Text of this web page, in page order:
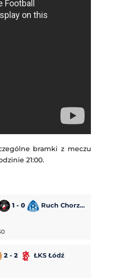
bramki z meczu
21:00.
1 - 0 Ruch Chorzów
2 - 2 ŁKS Łódź